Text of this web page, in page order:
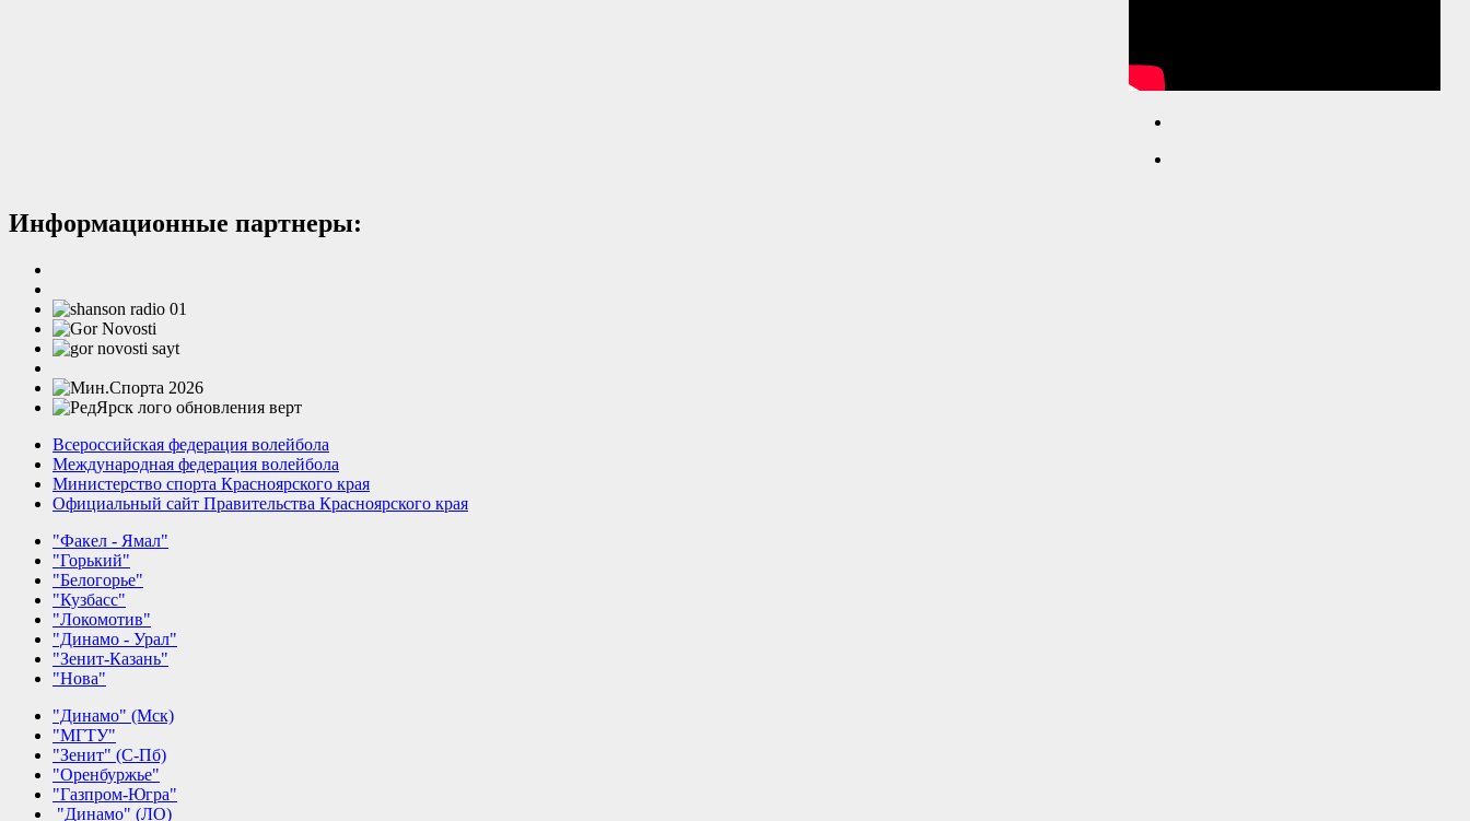
Информационные партнеры:
Всероссийская федерация волейбола
Международная федерация волейбола
Министерство спорта Красноярского края
Официальный сайт Правительства Красноярского края
"Факел - Ямал"
"Горький"
"Белогорье"
"Кузбасс"
"Локомотив"
"Динамо - Урал"
"Зенит-Казань"
"Нова"
"Динамо" (Мск)
"МГТУ"
"Зенит" (С-Пб)
"Оренбуржье"
"Газпром-Югра"
"Динамо" (ЛО)